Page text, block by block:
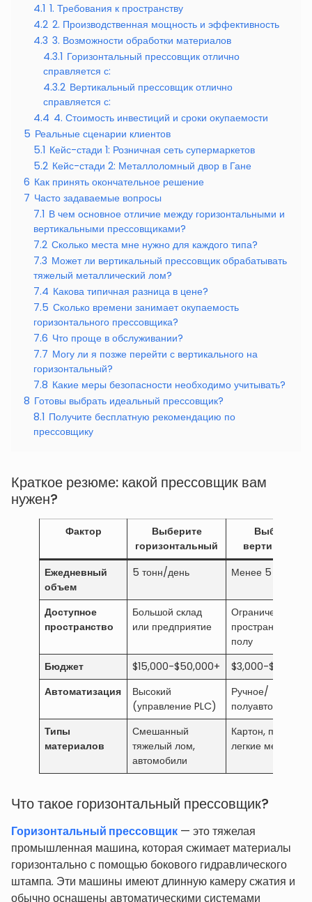
4.1 1. Требования к пространству
4.2 2. Производственная мощность и эффективность
4.3 3. Возможности обработки материалов
4.3.1 Горизонтальный прессовщик отлично
справляется с:
4.3.2 Вертикальный прессовщик отлично
справляется с:
4.4 4. Стоимость инвестиций и сроки окупаемости
5 Реальные сценарии клиентов
5.1 Кейс-стади 1: Розничная сеть супермаркетов
5.2 Кейс-стади 2: Металлоломный двор в Гане
6 Как принять окончательное решение
7 Часто задаваемые вопросы
7.1 В чем основное отличие между горизонтальными и
вертикальными прессовщиками?
7.2 Сколько места мне нужно для каждого типа?
7.3 Может ли вертикальный прессовщик обрабатывать
тяжелый металлический лом?
7.4 Какова типичная разница в цене?
7.5 Сколько времени занимает окупаемость
горизонтального прессовщика?
7.6 Что проще в обслуживании?
7.7 Могу ли я позже перейти с вертикального на
горизонтальный?
7.8 Какие меры безопасности необходимо учитывать?
8 Готовы выбрать идеальный прессовщик?
8.1 Получите бесплатную рекомендацию по
прессовщику
Краткое резюме: какой прессовщик вам
нужен?
Фактор
Выберите
горизонтальный
Выберите
Ежедневный
объем
5 тонн/день Менее 5 тонн/
Доступное
пространство
Большой склад
или предприятие
Ограниченное
пространство на
полу
Бюджет
$15,000-$50,000+
$3,000-$20,000
Автоматизация
Высокий
(управление PLC)
Ручное/
Типы
материалов
Смешанный
тяжелый лом,
автомобили
Картон, пластик,
легкие металлы
Что такое горизонтальный прессовщик?
Горизонтальный прессовщик — это тяжелая
промышленная машина, которая сжимает материалы
горизонтально с помощью бокового гидравлического
штампа. Эти машины имеют длинную камеру сжатия и
обычно оснащены автоматическими системами